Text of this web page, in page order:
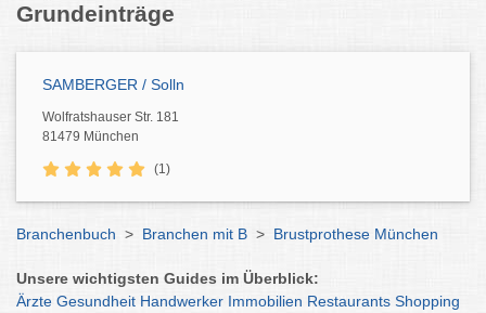
Grundeinträge
SAMBERGER / Solln
Wolfratshauser Str. 181
81479 München
(1)
Branchenbuch > Branchen mit B > Brustprothese München
Unsere wichtigsten Guides im Überblick:
Ärzte Gesundheit Handwerker Immobilien Restaurants Shopping